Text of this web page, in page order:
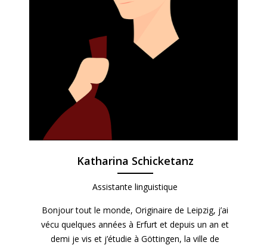
Katharina Schicketanz
Assistante linguistique
Bonjour tout le monde, Originaire de Leipzig, j’ai
vécu quelques années à Erfurt et depuis un an et
demi je vis et j’étudie à Göttingen, la ville de